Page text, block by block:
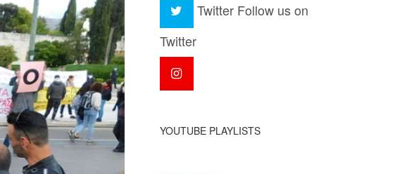
Twitter Follow us on
Twitter
YOUTUBE PLAYLISTS